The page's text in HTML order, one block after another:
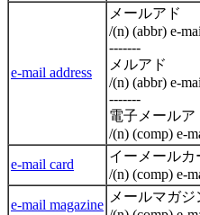
e-mail address
メールアド
/(n) (abbr) e-
-------
メルアド
/(n) (abbr) e-
-------
電子メール
/(n) (comp) e-
e-mail card
イーメールカ
/(n) (comp) e-
e-mail magazine
メールマガジ